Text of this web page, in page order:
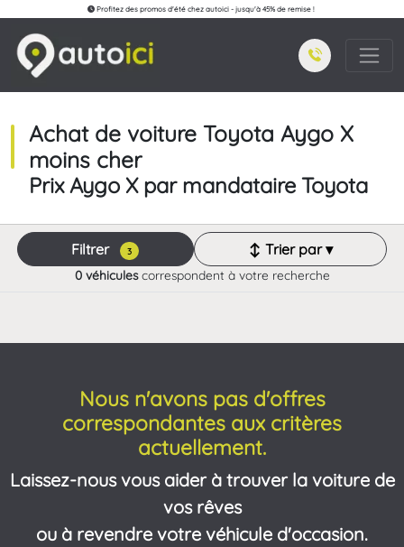
Profitez des promos d'été chez autoici - jusqu'à 45% de remise !
Achat de voiture Toyota Aygo X
moins cher
Prix Aygo X par mandataire Toyota
Filtrer 3 ↕ Trier par ▾
0 véhiculescorrespondent à votre recherche
Nous n'avons pas d'offres
correspondantes aux critères
actuellement.
Laissez-nous vous aider à trouver la voiture de
vos rêves
ou à revendre votre véhicule d'occasion.